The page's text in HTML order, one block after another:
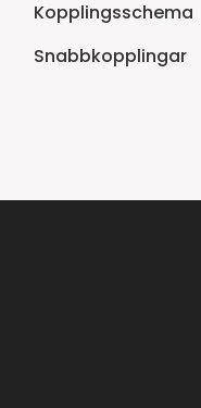
Kopplingsschema
Snabbkopplingar